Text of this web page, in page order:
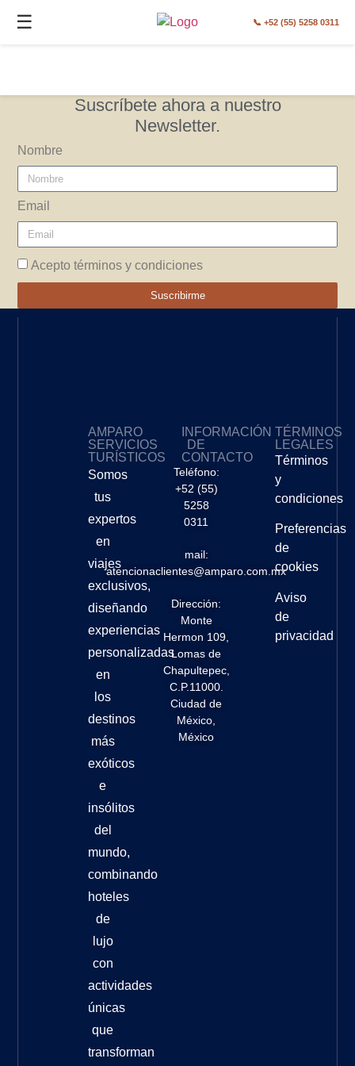
☰ 📞 +52 (55) 5258 0311
DESTINOS
Suscríbete ahora a nuestro
Newsletter.
Nombre
Email
Acepto términos y condiciones
Suscribirme
AMPARO
SERVICIOS
TURÍSTICOS
Somos
tus
expertos
en
viajes
exclusivos,
diseñando
experiencias
personalizadas
en
los
destinos
más
exóticos
e
insólitos
del
mundo,
combinando
hoteles
de
lujo
con
actividades
únicas
que
transforman
INFORMACIÓN
DE
CONTACTO
Teléfono:
+52 (55)
5258
0311
mail:
atencionaclientes@amparo.com.mx
Dirección:
Monte
Hermon 109,
Lomas de
Chapultepec,
C.P.11000.
Ciudad de
México,
México
TÉRMINOS
LEGALES
Términos
y
condiciones
Preferencias
de
cookies
Aviso
de
privacidad